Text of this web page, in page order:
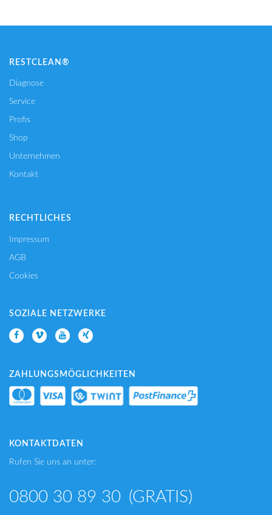
RESTCLEAN®
Diagnose
Service
Profis
Shop
Unternehmen
Kontakt
RECHTLICHES
Impressum
AGB
Cookies
SOZIALE NETZWERKE
ZAHLUNGSMÖGLICHKEITEN
KONTAKTDATEN
Rufen Sie uns an unter:
0800 30 89 30 (GRATIS)